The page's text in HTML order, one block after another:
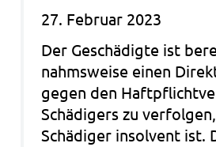
27. Februar 2023
Der Geschä­dig­te ist
nahms­wei­se einen
gegen den
Schä­di­gers zu
Schä­di­ger insol­vent ist.